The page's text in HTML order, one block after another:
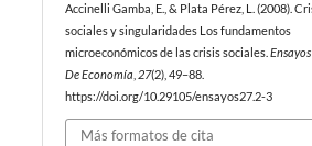
Accinelli Gamba, E., & Plata Pérez, L. (2008).
sociales y singularidades Los fundamentos
microeconómicos de las crisis sociales.
De Economía 27(2), 49–88.
https://doi.org/10.29105/ensayos27.2-3
Más formatos de cita